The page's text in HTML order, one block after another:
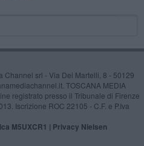
Channel srl - Via Dei Martelli, 8 - 50129
TOSCANA MEDIA
registrato presso il Tribunale di Firenze
Iscrizione ROC 22105 - C.F. e P.Iva
M5UXCR1 | Privacy Nielsen